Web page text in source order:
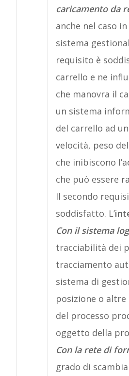
caricamento da
anche nel caso
sistema
requisito è
carrello e ne
che manovra il
un sistema
del carrello ad
velocità, peso
che inibiscono
che può essere
Il secondo
soddisfatto. L’
Con il sistema
tracciabilità dei
tracciamento
sistema di
posizione o
del processo
oggetto della
Con la rete di
grado di